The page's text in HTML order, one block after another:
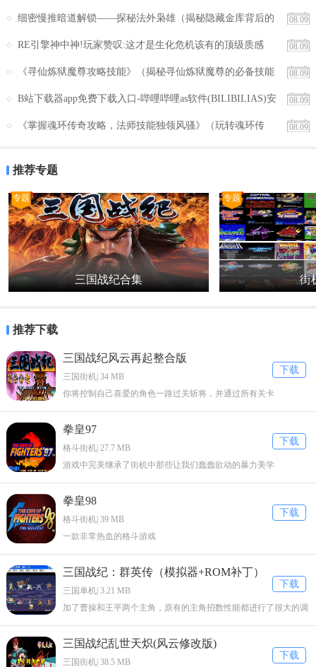
08.09
细密慢推暗道解锁——探秘法外枭雄（揭秘隐藏金库背后的
08.09
RE引擎神中神!玩家赞叹:这才是生化危机该有的顶级质感
08.09
《寻仙炼狱魔尊攻略技能》（揭秘寻仙炼狱魔尊的必备技能
08.09
B站下载器app免费下载入口-哔哩哔哩as软件(BILIBILIAS)安
08.09
《掌握魂环传奇攻略，法师技能独领风骚》（玩转魂环传
推荐专题
专题
三国战纪合集
专题
街
推荐下载
下载
三国战纪风云再起整合版
三国街机| 34 MB
你将控制自己喜爱的角色一路过关斩将，并通过所有关卡
下载
拳皇97
格斗街机| 27.7 MB
游戏中完美继承了街机中那些让我们蠢蠢欲动的暴力美学
下载
拳皇98
格斗街机| 39 MB
一款非常热血的格斗游戏
下载
三国战纪：群英传（模拟器+ROM补丁）
三国单机| 3.21 MB
加了曹操和王平两个主角，原有的主角招数性能都进行了很大的调
下载
三国战纪乱世天炽(风云修改版)
三国街机| 38.5 MB